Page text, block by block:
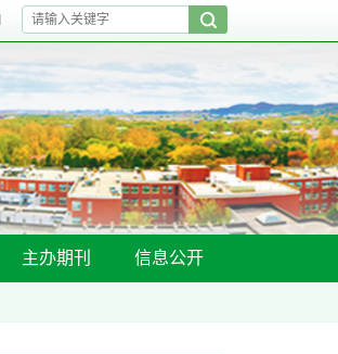
主办期刊 信息公开